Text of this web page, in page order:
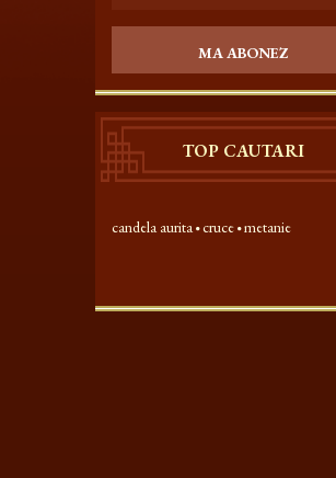
MA ABONEZ
TOP CAUTARI
candela aurita cruce metanie